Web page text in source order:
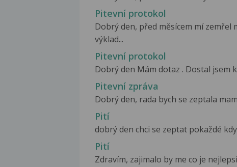
Pitevní protokol
Dobrý den, před měsícem mí zemřel
výklad...
Pitevní protokol
Dobrý den Mám dotaz . Dostal
Pitevní zpráva
Dobrý den, rada bych se zeptala
Pití
dobrý den chci se zeptat pokaždé
Pití
Zdravím, zajimalo by me co je